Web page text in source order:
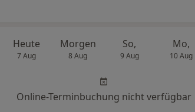
Heute
7 Aug
Morgen
8 Aug
So,
9 Aug
Mo,
10 Aug
Online-Terminbuchung nicht verfügbar